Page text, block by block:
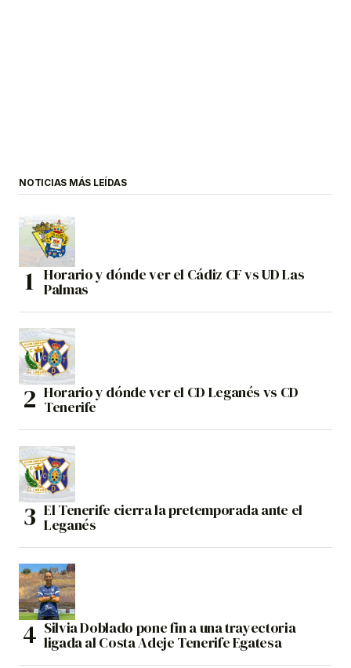
NOTICIAS MÁS LEÍDAS
Horario y dónde ver el Cádiz CF vs UD Las
Palmas
Horario y dónde ver el CD Leganés vs CD
Tenerife
El Tenerife cierra la pretemporada ante el
Leganés
Silvia Doblado pone fin a una trayectoria
ligada al Costa Adeje Tenerife Egatesa